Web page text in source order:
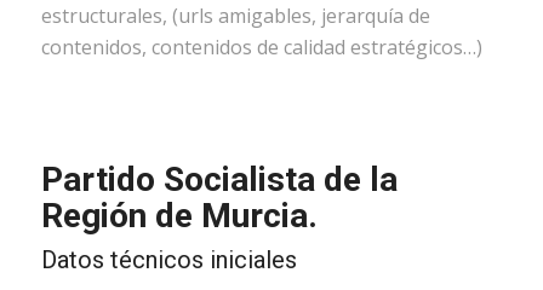
estructurales, (urls amigables, jerarquía de
contenidos, contenidos de calidad estratégicos…)
Partido Socialista de la
Región de Murcia.
Datos técnicos iniciales